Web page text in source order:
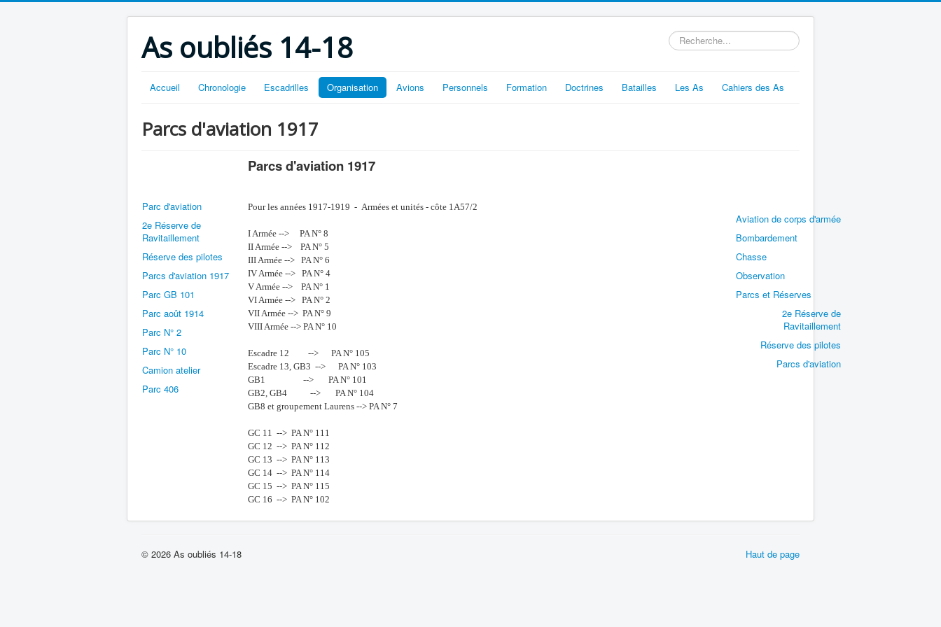
As oubliés 14-18 Rechercher
Accueil Chronologie Escadrilles Organisation Avions Personnels Formation Doctrines Batailles Les As Cahiers des As
Parcs d'aviation 1917
Parcs d'aviation 1917
Parc d'aviation
2e Réserve de
Ravitaillement
Réserve des pilotes
Parcs d'aviation 1917
Parc GB 101
Parc août 1914
Parc N° 2
Parc N° 10
Camion atelier
Parc 406
Pour les années 1917-1919 - Armées et unités - côte 1A57/2
I Armée --> PA N° 8
II Armée --> PA N° 5
III Armée --> PA N° 6
IV Armée --> PA N° 4
V Armée --> PA N° 1
VI Armée --> PA N° 2
VII Armée --> PA N° 9
VIII Armée --> PA N° 10
Escadre 12 --> PA N° 105
Escadre 13, GB3 --> PA N° 103
GB1 --> PA N° 101
GB2, GB4 --> PA N° 104
GB8 et groupement Laurens --> PA N° 7
GC 11 --> PA N° 111
GC 12 --> PA N° 112
GC 13 --> PA N° 113
GC 14 --> PA N° 114
GC 15 --> PA N° 115
GC 16 --> PA N° 102
Aviation de corps d'armée
Bombardement
Chasse
Observation
Parcs et Réserves
2e Réserve de
Ravitaillement
Réserve des pilotes
Parcs d'aviation
Haut de page
© 2026 As oubliés 14-18